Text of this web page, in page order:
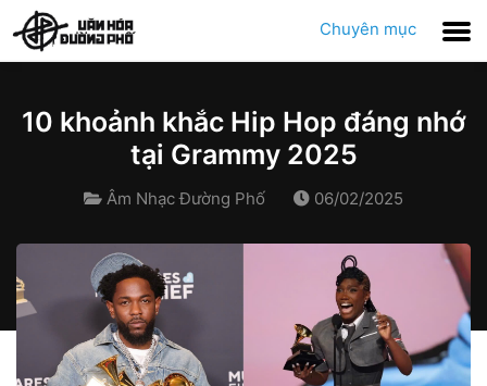
Chuyên mục
10 khoảnh khắc Hip Hop đáng nhớ
tại Grammy 2025
Âm Nhạc Đường Phố 06/02/2025